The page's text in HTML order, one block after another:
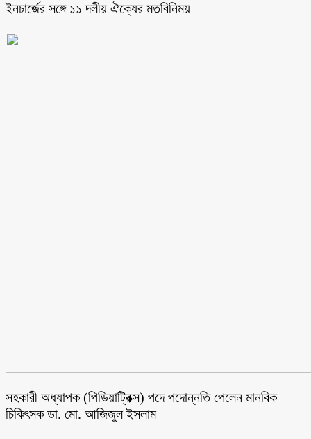
ইনচার্জের সঙ্গে ১১ দলীয় ঐক্যের মতবিনিময়
সহকারী অধ্যাপক (পিডিয়াট্রিক্স) পদে পদোন্নতি পেলেন মানবিক
চিকিৎসক ডা. মো. আজিজুল ইসলাম